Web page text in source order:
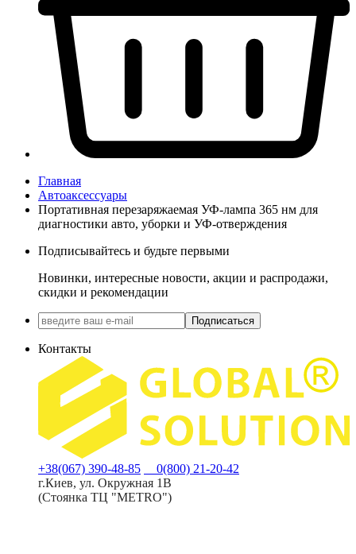
Главная
Автоаксессуары
Портативная перезаряжаемая УФ-лампа 365 нм для
диагностики авто, уборки и УФ-отверждения
Подписывайтесь и будьте первыми
Новинки, интересные новости, акции и распродажи,
скидки и рекомендации
Подписаться
Контакты
+38(067) 390-48-85
0(800) 21-20-42
г.Киев, ул. Окружная 1В
(Стоянка ТЦ "METRO")